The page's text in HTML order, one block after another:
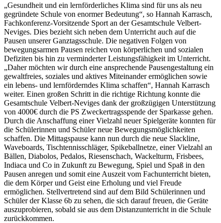
„Gesundheit und ein lernförderliches Klima sind für uns als neu
gegründete Schule von enormer Bedeutung“, so Hannah Karrasch,
Fachkonferenz-Vorsitzende Sport an der Gesamtschule Velbert-
Neviges. Dies bezieht sich neben dem Unterricht auch auf die
Pausen unserer Ganztagsschule. Die negativen Folgen von
bewegungsarmen Pausen reichen von körperlichen und sozialen
Defiziten bis hin zu verminderter Leistungsfähigkeit im Unterricht.
„Daher möchten wir durch eine ansprechende Pausengestaltung ein
gewaltfreies, soziales und aktives Miteinander ermöglichen sowie
ein lebens- und lernförderndes Klima schaffen“, Hannah Karrasch
weiter. Einen großen Schritt in die richtige Richtung konnte die
Gesamtschule Velbert-Neviges dank der großzügigen Unterstützung
von 4000€ durch die PS Zweckertragsspende der Sparkasse gehen.
Durch die Anschaffung einer Vielzahl neuer Spielgeräte konnten für
die Schülerinnen und Schüler neue Bewegungsmöglichkeiten
schaffen. Die Mittagspause kann nun durch die neue Slackline,
Waveboards, Tischtennisschläger, Spikeballnetze, einer Vielzahl an
Bällen, Diabolos, Pedalos, Riesenschach, Wackelturm, Frisbees,
Indiaca und Co in Zukunft zu Bewegung, Spiel und Spaß in den
Pausen anregen und somit eine Auszeit vom Fachunterricht bieten,
die dem Körper und Geist eine Erholung und viel Freude
ermöglichen. Stellvertretend sind auf dem Bild Schülerinnen und
Schüler der Klasse 6b zu sehen, die sich darauf freuen, die Geräte
auszuprobieren, sobald sie aus dem Distanzunterricht in die Schule
zurückkommen.